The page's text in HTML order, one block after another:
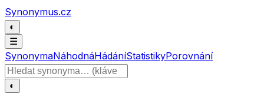
Přeskočit na obsah
Synonymus.cz
◐
☰
SynonymaNáhodnáHádáníStatistikyPorovnání
Hledat slovo
◐